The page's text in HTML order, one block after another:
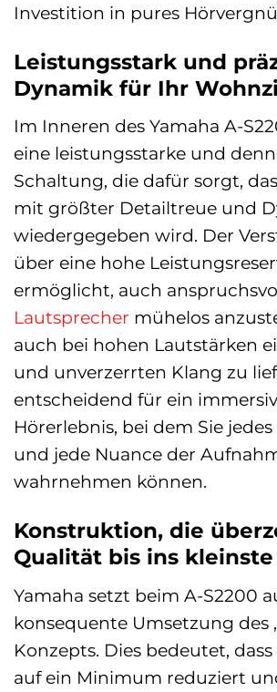
Investition in pures
Leistungsstark und
Dynamik für Ihr
Im Inneren des Yamaha A-
eine leistungsstarke und
Schaltung, die dafür sorgt,
mit größter Detailtreue und
wiedergegeben wird. Der
über eine hohe
ermöglicht, auch
Lautsprecher mühelos
auch bei hohen Lautstärken
und unverzerrten Klang zu
entscheidend für ein
Hörerlebnis, bei dem Sie
und jede Nuance der
wahrnehmen können.
Konstruktion, die
Qualität bis ins
Yamaha setzt beim A-S2200
konsequente Umsetzung des
Konzepts. Dies bedeutet,
auf ein Minimum reduziert